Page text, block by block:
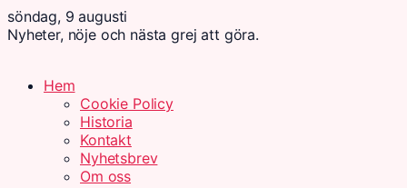
söndag, 9 augusti
Nyheter, nöje och nästa grej att göra.
Hem
Cookie Policy
Historia
Kontakt
Nyhetsbrev
Om oss